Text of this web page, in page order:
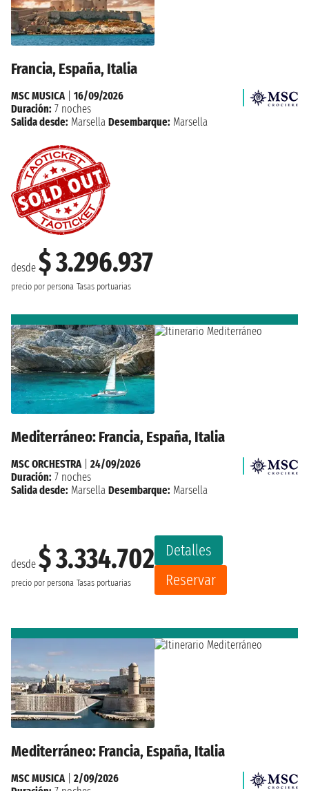
Francia, España, Italia
desde $ 3.296.937
precio por persona Tasas portuarias
MSC MUSICA
16/09/2026
Duración: 7 noches
Salida desde: Marsella Desembarque: Marsella
Mediterráneo: Francia, España, Italia
desde $ 3.334.702
precio por persona Tasas portuarias
Detalles
Reservar
MSC ORCHESTRA| 24/09/2026
Duración: 7 noches
Salida desde: Marsella Desembarque: Marsella
Mediterráneo: Francia, España, Italia
MSC MUSICA
2/09/2026